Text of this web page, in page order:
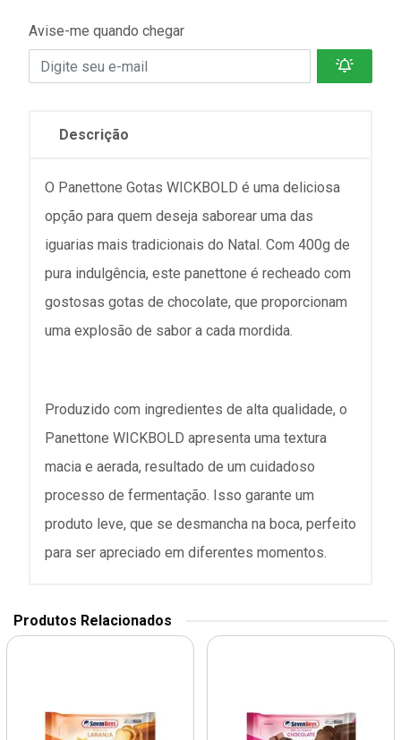
Avise-me quando chegar
Descrição
O Panettone Gotas WICKBOLD é uma deliciosa
opção para quem deseja saborear uma das
iguarias mais tradicionais do Natal. Com 400g de
pura indulgência, este panettone é recheado com
gostosas gotas de chocolate, que proporcionam
uma explosão de sabor a cada mordida.
Produzido com ingredientes de alta qualidade, o
Panettone WICKBOLD apresenta uma textura
macia e aerada, resultado de um cuidadoso
processo de fermentação. Isso garante um
produto leve, que se desmancha na boca, perfeito
para ser apreciado em diferentes momentos.
Produtos Relacionados